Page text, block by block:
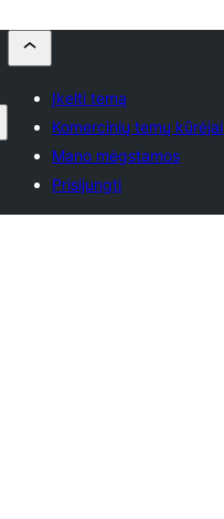
Įkelti temą
Komercinių temų kūrėjai
Mano mėgstamos
Prisijungti